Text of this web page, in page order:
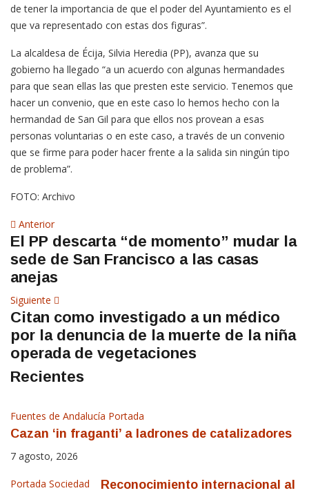
de tener la importancia de que el poder del Ayuntamiento es el
que va representado con estas dos figuras”.
La alcaldesa de Écija, Silvia Heredia (PP), avanza que su
gobierno ha llegado “a un acuerdo con algunas hermandades
para que sean ellas las que presten este servicio. Tenemos que
hacer un convenio, que en este caso lo hemos hecho con la
hermandad de San Gil para que ellos nos provean a esas
personas voluntarias o en este caso, a través de un convenio
que se firme para poder hacer frente a la salida sin ningún tipo
de problema”.
FOTO: Archivo
Navegación
de
entradas
AnteriorArtículo
anterior
El PP descarta “de momento” mudar la
sede de San Francisco a las casas
anejas
Siguiente
artículo
Citan como investigado a un médico
por la denuncia de la muerte de la niña
operada de vegetaciones
Recientes
Fuentes de Andalucía Portada
Cazan ‘in fraganti’ a ladrones de catalizadores
7 agosto, 2026
Portada Sociedad
Reconocimiento internacional al